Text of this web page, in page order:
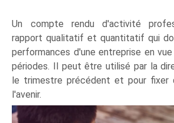
Un compte rendu d'activité
rapport qualitatif et quantitatif qui
performances d'une entreprise en
périodes. Il peut être utilisé par la
le trimestre précédent et pour fixer
l'avenir.